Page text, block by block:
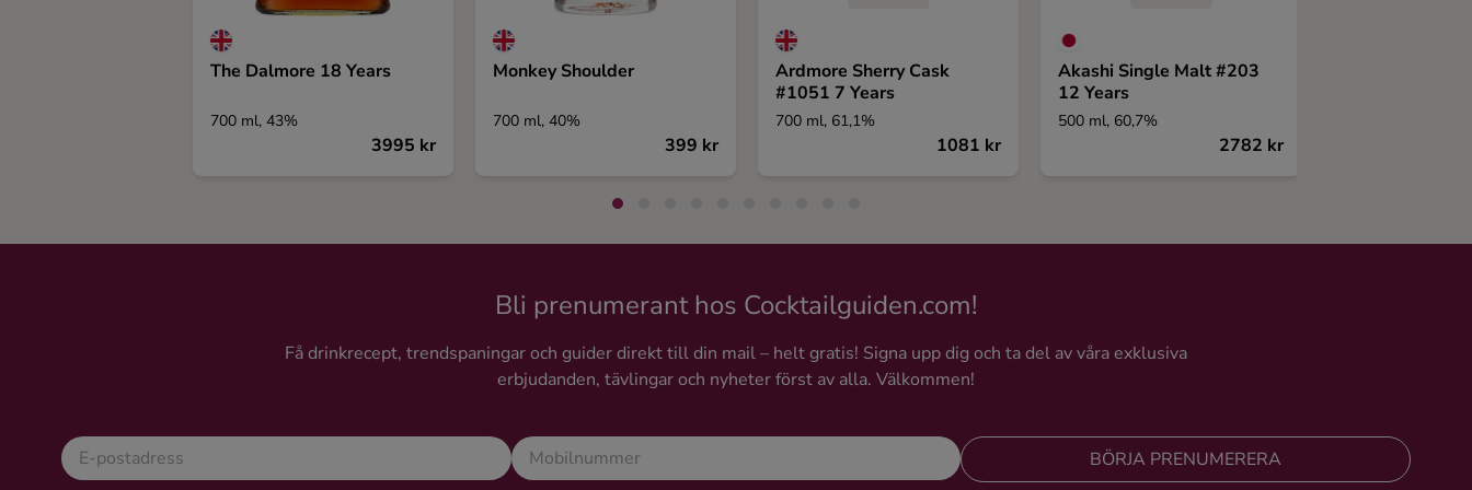
The Dalmore 18 Years
700 ml, 43%
3995 kr
Monkey Shoulder
700 ml, 40%
399 kr
Ardmore Sherry Cask
#1051 7 Years
700 ml, 61,1%
1081 kr
Akashi Single Malt #203
12 Years
500 ml, 60,7%
2782 kr
Bli prenumerant hos Cocktailguiden.com!
Få drinkrecept, trendspaningar och guider direkt till din mail – helt gratis! Signa upp dig och ta del av våra exklusiva
erbjudanden, tävlingar och nyheter först av alla. Välkommen!
BÖRJA PRENUMERERA